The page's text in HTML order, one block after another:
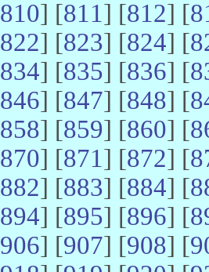
810] [811] [812] [
822] [823] [824] [
834] [835] [836] [
846] [847] [848] [
858] [859] [860] [
870] [871] [872] [
882] [883] [884] [
894] [895] [896] [
906] [907] [908] [